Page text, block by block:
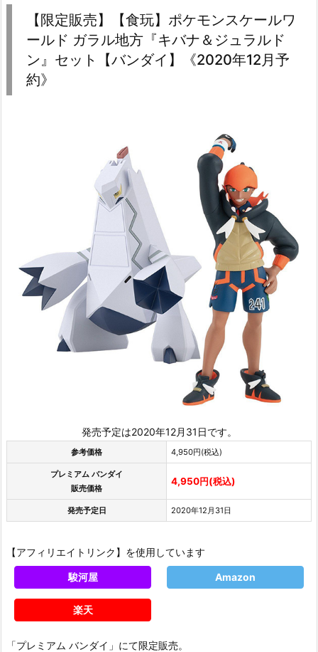
【限定販売】【食玩】ポケモンスケールワ
ールド ガラル地方『キバナ＆ジュラルド
ン』セット【バンダイ】《2020年12月予
約》
発売予定は2020年12月31日です。
参考価格 4,950円(税込)
プレミアム バンダイ
販売価格
4,950円(税込)
発売予定日 2020年12月31日
【アフィリエイトリンク】を使用しています
駿河屋 Amazon
楽天
「プレミアム バンダイ」にて限定販売。